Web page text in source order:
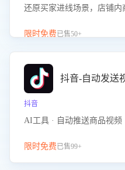
还原买家进线场景，店铺
击 “立即开通”，快速获取
限时免费已售50+
抖音-自动发送
抖音
AI工具 · 自动推送商品视频
限时免费已售99+